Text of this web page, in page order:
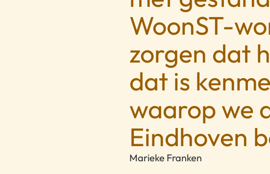
WoonST-
zorgen dat
dat is
waarop we
Eindhoven
Marieke Franken